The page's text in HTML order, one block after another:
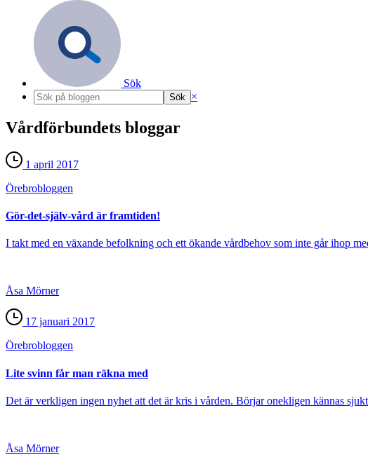
Sök
×
Vårdförbundets bloggar
1 april 2017
Örebro­bloggen
Gör-det-själv-vård är framtiden!
I takt med en växande befolkning och ett ökande vårdbehov som inte går ihop
Åsa Mörner
17 januari 2017
Örebro­bloggen
Lite svinn får man räkna med
Det är verkligen ingen nyhet att det är kris i vården. Börjar onekligen kännas
Åsa Mörner